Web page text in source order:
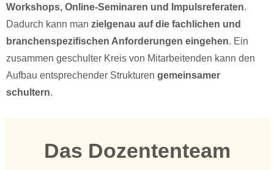
Workshops, Online-Seminaren und Impulsreferaten.
Dadurch kann man zielgenau auf die fachlichen und
branchenspezifischen Anforderungen eingehen. Ein
zusammen geschulter Kreis von Mitarbeitenden kann den
Aufbau entsprechender Strukturen gemeinsamer
schultern.
Das Dozententeam